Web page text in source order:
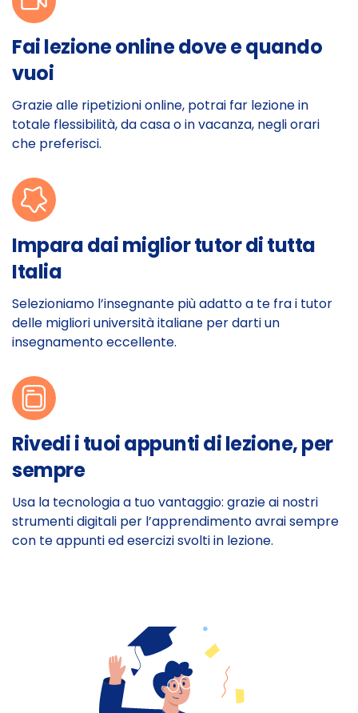
Fai lezione online dove e quando
vuoi
Grazie alle ripetizioni online, potrai far lezione in
totale flessibilità, da casa o in vacanza, negli orari
che preferisci.
Impara dai miglior tutor di tutta
Italia
Selezioniamo l’insegnante più adatto a te fra i tutor
delle migliori università italiane per darti un
insegnamento eccellente.
Rivedi i tuoi appunti di lezione, per
sempre
Usa la tecnologia a tuo vantaggio: grazie ai nostri
strumenti digitali per l’apprendimento avrai sempre
con te appunti ed esercizi svolti in lezione.